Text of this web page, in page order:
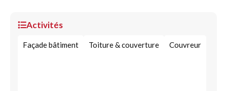
Activités
Façade bâtiment Toiture & couverture Couvreur